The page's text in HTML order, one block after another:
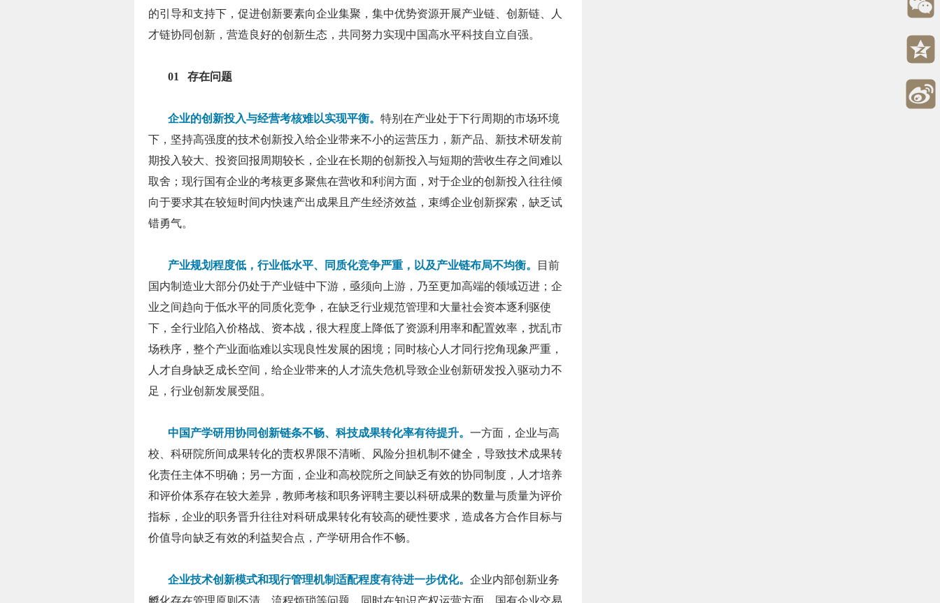
的引导和支持下，促进创新要素向企业集聚，集中优势资源开展产业链、创新链、人
才链协同创新，营造良好的创新生态，共同努力实现中国高水平科技自立自强。
01 存在问题
企业的创新投入与经营考核难以实现平衡。 特别在产业处于下行周期的市场环境
下，坚持高强度的技术创新投入给企业带来不小的运营压力，新产品、新技术研发前
期投入较大、投资回报周期较长，企业在长期的创新投入与短期的营收生存之间难以
取舍；现行国有企业的考核更多聚焦在营收和利润方面，对于企业的创新投入往往倾
向于要求其在较短时间内快速产出成果且产生经济效益，束缚企业创新探索，缺乏试
错勇气。
产业规划程度低，行业低水平、同质化竞争严重，以及产业链布局不均衡。
目前
国内制造业大部分仍处于产业链中下游，亟须向上游，乃至更加高端的领域迈进；企
业之间趋向于低水平的同质化竞争，在缺乏行业规范管理和大量社会资本逐利驱使
下，全行业陷入价格战、资本战，很大程度上降低了资源利用率和配置效率，扰乱市
场秩序，整个产业面临难以实现良性发展的困境；同时核心人才同行挖角现象严重，
人才自身缺乏成长空间，给企业带来的人才流失危机导致企业创新研发投入驱动力不
足，行业创新发展受阻。
中国产学研用协同创新链条不畅、科技成果转化率有待提升。 一方面，企业与高
校、科研院所间成果转化的责权界限不清晰、风险分担机制不健全，导致技术成果转
化责任主体不明确；另一方面，企业和高校院所之间缺乏有效的协同制度，人才培养
和评价体系存在较大差异，教师考核和职务评聘主要以科研成果的数量与质量为评价
指标，企业的职务晋升往往对科研成果转化有较高的硬性要求，造成各方合作目标与
价值导向缺乏有效的利益契合点，产学研用合作不畅。
企业技术创新模式和现行管理机制适配程度有待进一步优化。 企业内部创新业务
孵化存在管理原则不清、流程烦琐等问题，同时在知识产权运营方面，国有企业交易